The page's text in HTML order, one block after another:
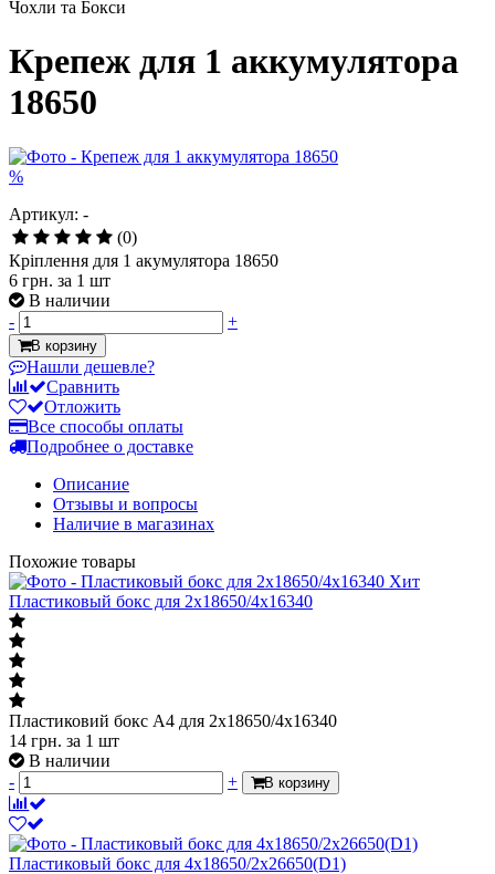
Чохли та Бокси
Крепеж для 1 аккумулятора
18650
%
Артикул: -
(0)
Кріплення для 1 акумулятора 18650
6 грн. за 1 шт
В наличии
-
+
В корзину
Нашли дешевле?
Сравнить
Отложить
Все способы оплаты
Подробнее о доставке
Описание
Отзывы и вопросы
Наличие в магазинах
Похожие товары
Хит
Пластиковый бокс для 2x18650/4x16340
Пластиковий бокс А4 для 2x18650/4x16340
14 грн. за 1 шт
В наличии
-
+ В корзину
Пластиковый бокс для 4x18650/2х26650(D1)